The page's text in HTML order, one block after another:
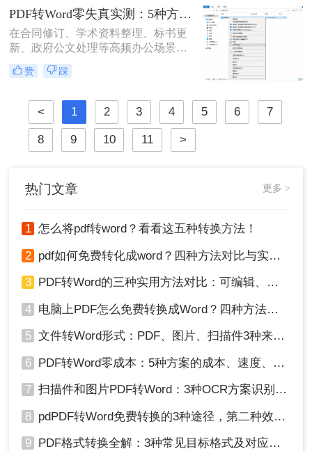
能导致重要信息无法识别。那么PDF
怎么转成高清图片不模糊呢？别再忍
受模糊图片！本文直击痛点，提供可
立即执行的高清转换方案，助您10分
钟内获得印刷级清晰度！
PDF转Word零失真实测：5种方法按图文复杂度的转换精度排名！
在合同修订、学术资料整理、标书更
新、政府公文处理等高频办公场景
中，将PDF精准转换为可编辑Word文
档是效率刚需，却也是“翻车”重灾
崩坏、扫描件变乱码……
赞 踩
< 1 2 3 4 5 6 7
8 9 10 11 >
热门文章 更多 >
1 怎么将pdf转word？看看这五种转换方法！
2 pdf如何免费转化成word？四种方法对比与实操指南（附详细表格）
3 PDF转Word的三种实用方法对比：可编辑、保格式、避风险！
4 电脑上PDF怎么免费转换成Word？四种方法对比与实操指南（附详细表格）!
5 文件转Word形式：PDF、图片、扫描件3种来源分别怎么处理！
6 PDF转Word零成本：5种方案的成本、速度、精度对比！
7 扫描件和图片PDF转Word：3种OCR方案识别率实测！
8 pdPDF转Word免费转换的3种途径，第二种效率最高！
9 PDF格式转换全解：3种常见目标格式及对应操作方法！